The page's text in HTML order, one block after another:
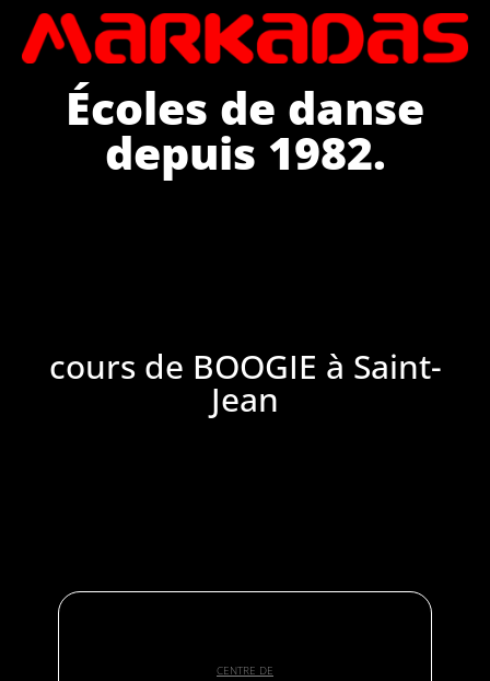
Écoles de danse
depuis 1982.
cours de BOOGIE à Saint-
Jean
CENTRE DE